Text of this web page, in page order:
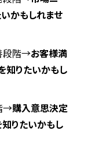
かもしれませ
段階→お客様満
知りたいかもし
→購入意思決定
りたいかもし